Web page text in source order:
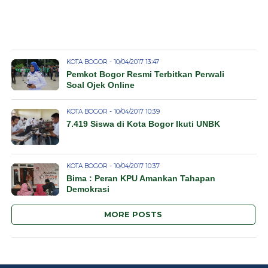
KOTA BOGOR - 10/04/2017 13:47
Pemkot Bogor Resmi Terbitkan Perwali
Soal Ojek Online
KOTA BOGOR - 10/04/2017 10:39
7.419 Siswa di Kota Bogor Ikuti UNBK
KOTA BOGOR - 10/04/2017 10:37
Bima : Peran KPU Amankan Tahapan
Demokrasi
MORE POSTS